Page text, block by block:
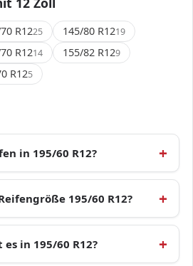
R1225 145/80 R1219
R1214 155/82 R129
R125
in 195/60 R12?
195/60 R12?
in 195/60 R12?